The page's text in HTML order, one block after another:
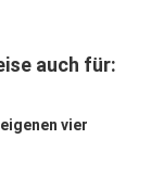
auch für:
vier